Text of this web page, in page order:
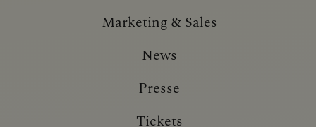
Marketing & Sales
News
Presse
Tickets